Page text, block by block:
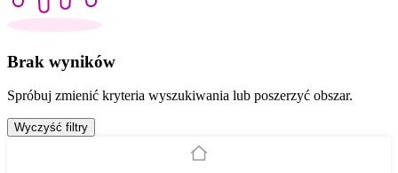
Brak wyników
Spróbuj zmienić kryteria wyszukiwania lub poszerzyć obszar.
Wyczyść filtry